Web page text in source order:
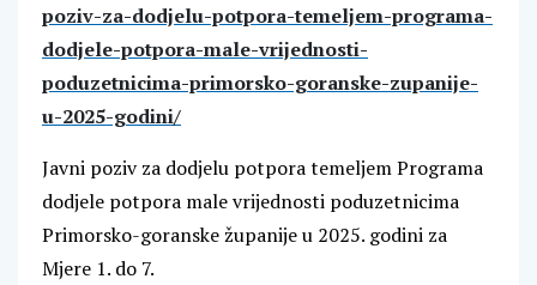
poziv-za-dodjelu-potpora-temeljem-programa-
dodjele-potpora-male-vrijednosti-
poduzetnicima-primorsko-goranske-zupanije-
u-2025-godini/
Javni poziv za dodjelu potpora temeljem Programa
dodjele potpora male vrijednosti poduzetnicima
Primorsko-goranske županije u 2025. godini za
Mjere 1. do 7.